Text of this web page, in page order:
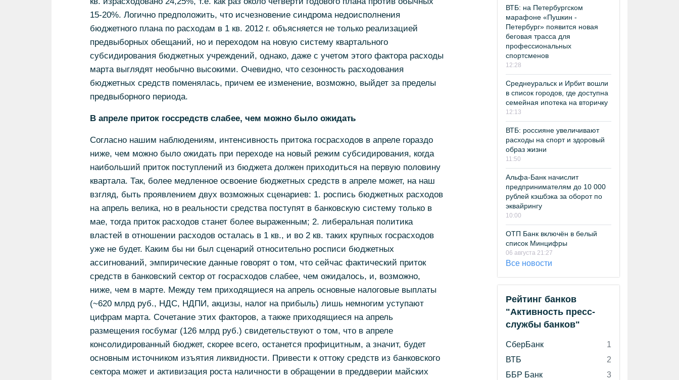
15-20%. Логично предположить, что исчезновение синдрома недоисполнения
бюджетного плана по расходам в 1 кв. 2012 г. объясняется не только реализацией
предвыборных обещаний, но и переходом на новую систему квартального
субсидирования бюджетных учреждений, однако, даже с учетом этого фактора расходы
марта выглядят необычно высокими. Очевидно, что сезонность расходования
бюджетных средств поменялась, причем ее изменение, возможно, выйдет за пределы
предвыборного периода.
В апреле приток госсредств слабее, чем можно было ожидать
Согласно нашим наблюдениям, интенсивность притока госрасходов в апреле гораздо
ниже, чем можно было ожидать при переходе на новый режим субсидирования, когда
наибольший приток поступлений из бюджета должен приходиться на первую половину
квартала. Так, более медленное освоение бюджетных средств в апреле может, на наш
взгляд, быть проявлением двух возможных сценариев: 1. роспись бюджетных расходов
на апрель велика, но в реальности средства поступят в банковскую систему только в
мае, тогда приток расходов станет более выраженным; 2. либеральная политика
властей в отношении расходов осталась в 1 кв., и во 2 кв. таких крупных госрасходов
уже не будет. Каким бы ни был сценарий относительно росписи бюджетных
ассигнований, эмпирические данные говорят о том, что сейчас фактический приток
средств в банковский сектор от госрасходов слабее, чем ожидалось, и, возможно,
ниже, чем в марте. Между тем приходящиеся на апрель основные налоговые выплаты
(~620 млрд руб., НДС, НДПИ, акцизы, налог на прибыль) лишь немногим уступают
цифрам марта. Сочетание этих факторов, а также приходящиеся на апрель
размещения госбумаг (126 млрд руб.) свидетельствуют о том, что в апреле
консолидированный бюджет, скорее всего, останется профицитным, а значит, будет
основным источником изъятия ликвидности. Привести к оттоку средств из банковского
сектора может и активизация роста наличности в обращении в преддверии майских
ВТБ: на Петербургском
марафоне «Пушкин -
Петербург» появится новая
беговая трасса для
профессиональных
спортсменов
12:28
Среднеуральск и Ирбит вошли
в список городов, где доступна
семейная ипотека на вторичку
12:13
ВТБ: россияне увеличивают
расходы на спорт и здоровый
образ жизни
11:50
Альфа-Банк начислит
предпринимателям до 10 000
рублей кэшбэка за оборот по
эквайрингу
10:00
ОТП Банк включён в белый
список Минцифры
06 августа 21:27
Все новости
Рейтинг банков
"Активность пресс-
службы банков"
СберБанк
1
ВТБ
2
ББР Банк
3